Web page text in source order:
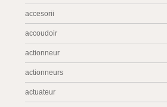
accesorii
accoudoir
actionneur
actionneurs
actuateur